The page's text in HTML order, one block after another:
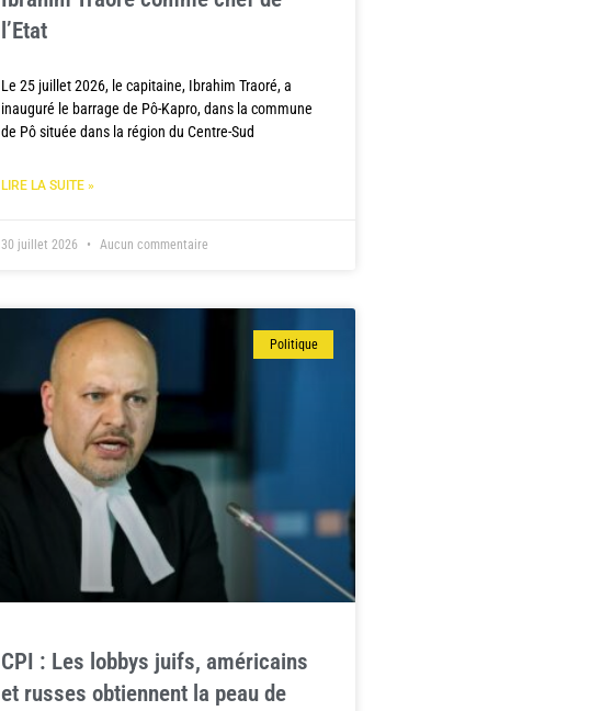
l’Etat
Le 25 juillet 2026, le capitaine, Ibrahim Traoré, a
inauguré le barrage de Pô-Kapro, dans la commune
de Pô située dans la région du Centre-Sud
LIRE LA SUITE »
30 juillet 2026 Aucun commentaire
Politique
CPI : Les lobbys juifs, américains
et russes obtiennent la peau de